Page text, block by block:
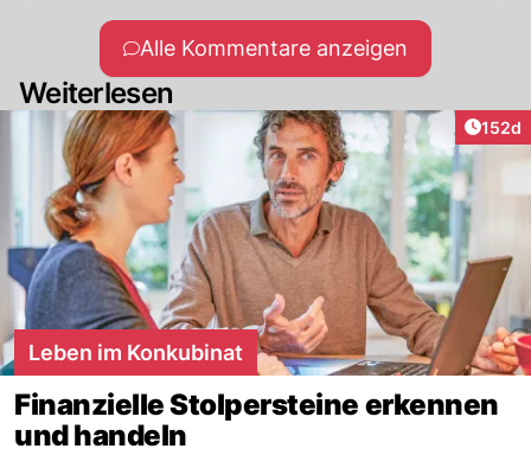
Alle Kommentare anzeigen
Weiterlesen
152d
Leben im Konkubinat
Finanzielle Stolpersteine erkennen
und handeln